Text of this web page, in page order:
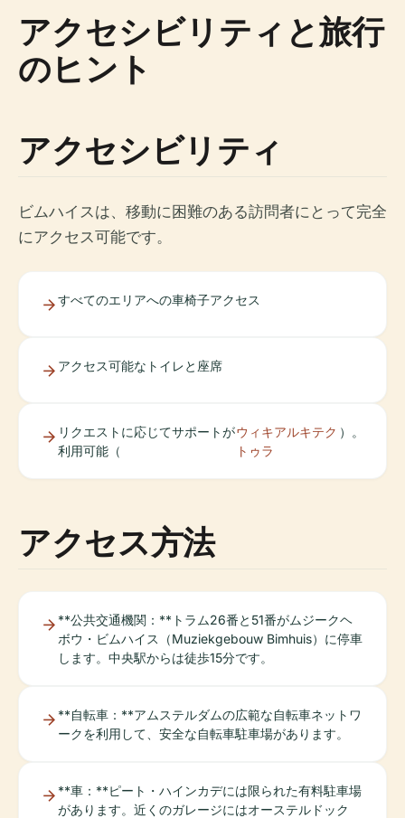
アクセシビリティと旅行
のヒント
アクセシビリティ
ビムハイスは、移動に困難のある訪問者にとって完全
にアクセス可能です。
すべてのエリアへの車椅子アクセス
アクセス可能なトイレと座席
リクエストに応じてサポートが
利用可能（
ウィキアルキテク
トゥラ
）。
アクセス方法
**公共交通機関：**トラム26番と51番がムジークヘ
ボウ・ビムハイス（Muziekgebouw Bimhuis）に停車
します。中央駅からは徒歩15分です。
**自転車：**アムステルダムの広範な自転車ネットワ
ークを利用して、安全な自転車駐車場があります。
**車：**ピート・ハインカデには限られた有料駐車場
があります。近くのガレージにはオーステルドック